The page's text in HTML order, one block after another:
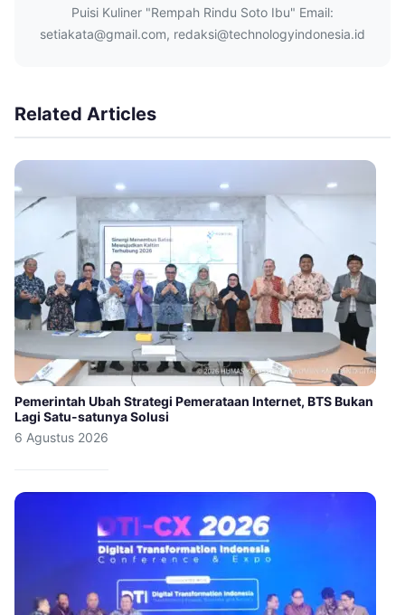
Puisi Kuliner "Rempah Rindu Soto Ibu" Email:
setiakata@gmail.com, redaksi@technologyindonesia.id
Related Articles
Pemerintah Ubah Strategi Pemerataan Internet, BTS Bukan
Lagi Satu-satunya Solusi
6 Agustus 2026